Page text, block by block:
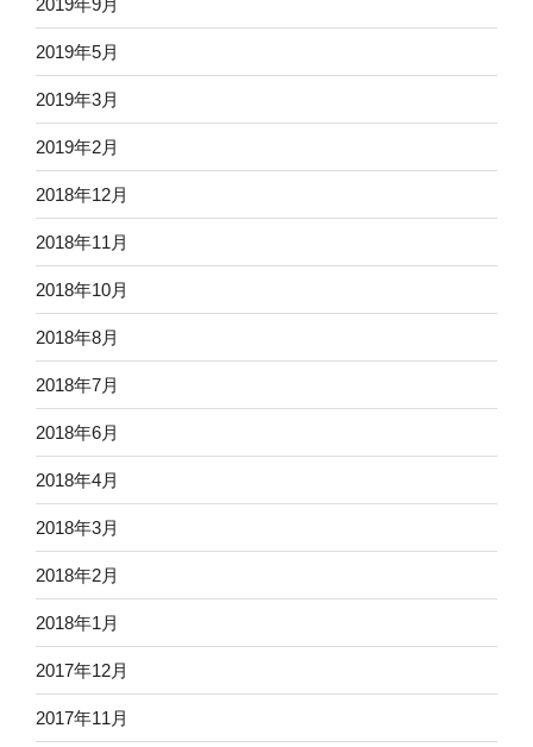
2019年5月
2019年3月
2019年2月
2018年12月
2018年11月
2018年10月
2018年8月
2018年7月
2018年6月
2018年4月
2018年3月
2018年2月
2018年1月
2017年12月
2017年11月